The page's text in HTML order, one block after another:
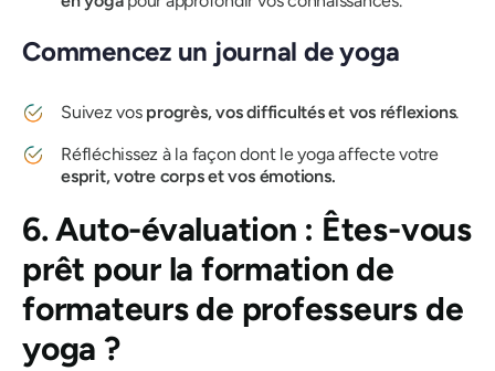
Commencez un journal de yoga
Suivez vos progrès, vos difficultés et vos réflexions.
Réfléchissez à la façon dont le yoga affecte votre
esprit, votre corps et vos émotions.
6. Auto-évaluation : Êtes-vous
prêt pour la formation de
formateurs de professeurs de
yoga ?